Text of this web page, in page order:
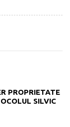
PROPRIETATE
SILVIC